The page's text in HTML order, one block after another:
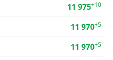
11 975+10
11 970+5
11 970+5